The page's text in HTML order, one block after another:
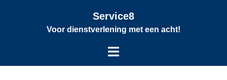
Service8
Voor dienstverlening met een acht!